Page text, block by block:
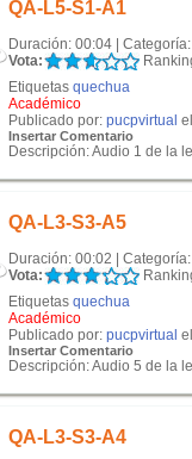
QA-L5-S1-A1
Duración: 00:04 | Categoría:
Vota:
Etiquetas quechua
Académico
Publicado por: pucpvirtual
Insertar Comentario
Descripción: Audio 1 de la
QA-L3-S3-A5
Duración: 00:02 | Categoría:
Vota:
Etiquetas quechua
Académico
Publicado por: pucpvirtual
Insertar Comentario
Descripción: Audio 5 de la
QA-L3-S3-A4